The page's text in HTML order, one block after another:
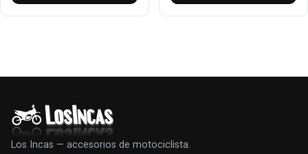
Los Incas — accesorios de motociclista.